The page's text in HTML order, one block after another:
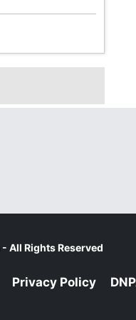
- All Rights Reserved
Privacy Policy